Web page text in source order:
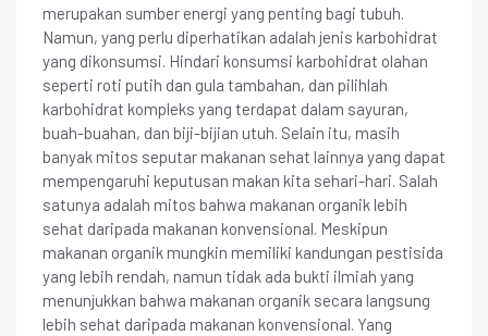
merupakan sumber energi yang penting bagi tubuh.
Namun, yang perlu diperhatikan adalah jenis karbohidrat
yang dikonsumsi. Hindari konsumsi karbohidrat olahan
seperti roti putih dan gula tambahan, dan pilihlah
karbohidrat kompleks yang terdapat dalam sayuran,
buah-buahan, dan biji-bijian utuh. Selain itu, masih
banyak mitos seputar makanan sehat lainnya yang dapat
mempengaruhi keputusan makan kita sehari-hari. Salah
satunya adalah mitos bahwa makanan organik lebih
sehat daripada makanan konvensional. Meskipun
makanan organik mungkin memiliki kandungan pestisida
yang lebih rendah, namun tidak ada bukti ilmiah yang
menunjukkan bahwa makanan organik secara langsung
lebih sehat daripada makanan konvensional. Yang